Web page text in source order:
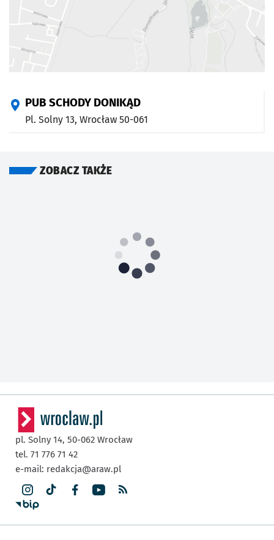
PUB SCHODY DONIKĄD
Pl. Solny 13, Wrocław 50-061
ZOBACZ TAKŻE
pl. Solny 14, 50-062 Wrocław
tel. 71 776 71 42
e-mail: redakcja@araw.pl